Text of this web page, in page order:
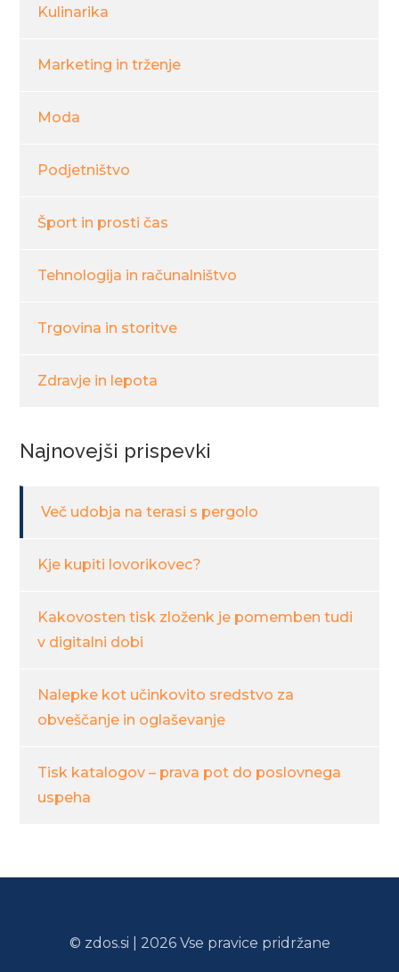
Kulinarika
Marketing in trženje
Moda
Podjetništvo
Šport in prosti čas
Tehnologija in računalništvo
Trgovina in storitve
Zdravje in lepota
Najnovejši prispevki
Več udobja na terasi s pergolo
Kje kupiti lovorikovec?
Kakovosten tisk zloženk je pomemben tudi
v digitalni dobi
Nalepke kot učinkovito sredstvo za
obveščanje in oglaševanje
Tisk katalogov – prava pot do poslovnega
uspeha
© zdos.si | 2026 Vse pravice pridržane